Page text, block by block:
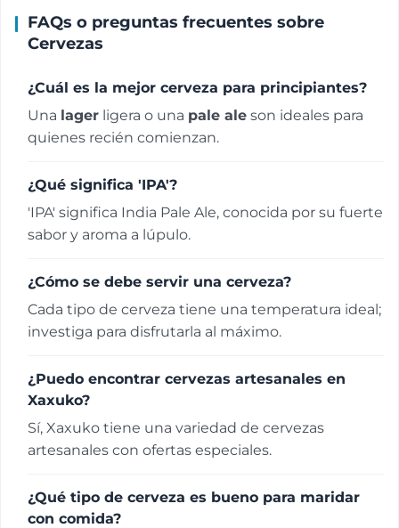
FAQs o preguntas frecuentes sobre
Cervezas
¿Cuál es la mejor cerveza para principiantes?
Una lager ligera o una pale ale son ideales para
quienes recién comienzan.
¿Qué significa 'IPA'?
'IPA' significa India Pale Ale, conocida por su fuerte
sabor y aroma a lúpulo.
¿Cómo se debe servir una cerveza?
Cada tipo de cerveza tiene una temperatura ideal;
investiga para disfrutarla al máximo.
¿Puedo encontrar cervezas artesanales en
Xaxuko?
Sí, Xaxuko tiene una variedad de cervezas
artesanales con ofertas especiales.
¿Qué tipo de cerveza es bueno para maridar
con comida?